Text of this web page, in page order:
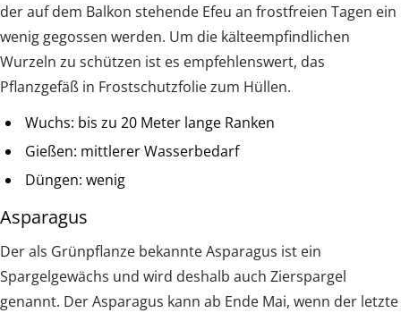
der auf dem Balkon stehende Efeu an frostfreien Tagen ein
wenig gegossen werden. Um die kälteempfindlichen
Wurzeln zu schützen ist es empfehlenswert, das
Pflanzgefäß in Frostschutzfolie zum Hüllen.
Wuchs: bis zu 20 Meter lange Ranken
Gießen: mittlerer Wasserbedarf
Düngen: wenig
Asparagus
Der als Grünpflanze bekannte Asparagus ist ein
Spargelgewächs und wird deshalb auch Zierspargel
genannt. Der Asparagus kann ab Ende Mai, wenn der letzte